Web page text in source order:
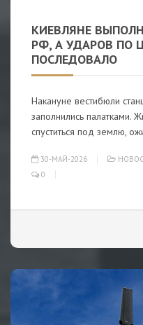
КИЕВЛЯНЕ
РФ, А УДАРОВ ПО
ПОСЛЕДОВАЛО
Накануне вестибюли
заполнились палатками.
спуститься под землю,
30-МАЙ-2026
0